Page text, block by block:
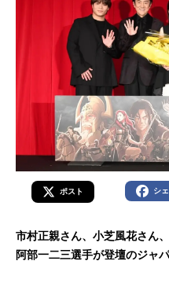
ポスト シ
市村正親さん、小芝風花さん、
阿部一二三選手が登壇のジャ